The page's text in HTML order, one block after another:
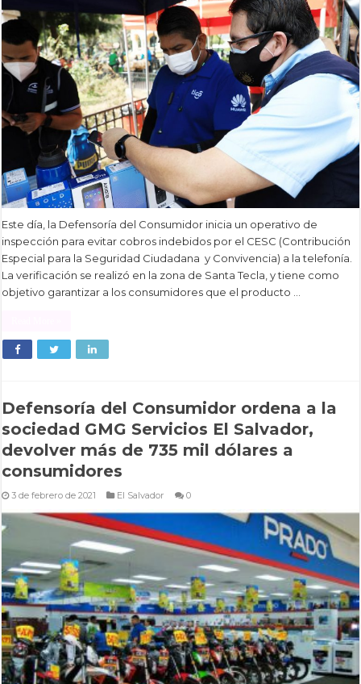
Este día, la Defensoría del Consumidor inicia un operativo de
inspección para evitar cobros indebidos por el CESC (Contribución
Especial para la Seguridad Ciudadana y Convivencia) a la telefonía.
La verificación se realizó en la zona de Santa Tecla, y tiene como
objetivo garantizar a los consumidores que el producto …
Defensoría del Consumidor ordena a la
sociedad GMG Servicios El Salvador,
devolver más de 735 mil dólares a
consumidores
3 de febrero de 2021 El Salvador 0